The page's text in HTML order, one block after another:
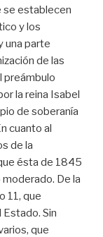
se establecen
y los
una parte
de las
preámbulo
la reina Isabel
de soberanía
cuanto al
de la
ésta de 1845
De la
11, que
Sin
que